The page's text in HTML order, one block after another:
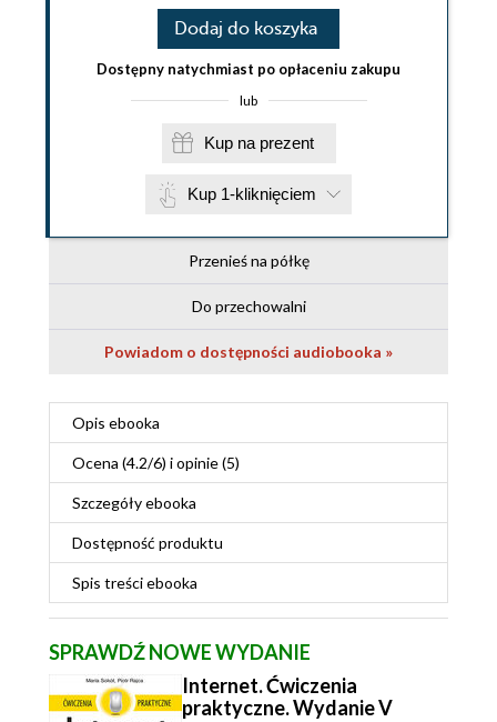
Dodaj do koszyka
Dostępny natychmiast po opłaceniu zakupu
lub
Kup na prezent
Kup 1-kliknięciem
Przenieś na półkę
Do przechowalni
Powiadom o dostępności audiobooka »
Opis ebooka
Ocena (4.2/6) i opinie (5)
Szczegółyebooka
Dostępność produktu
Spis treściebooka
SPRAWDŹ NOWE WYDANIE
Internet. Ćwiczenia
praktyczne. Wydanie V